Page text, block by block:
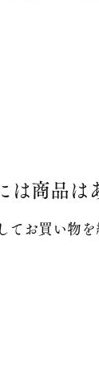
は商品
てお買い物を